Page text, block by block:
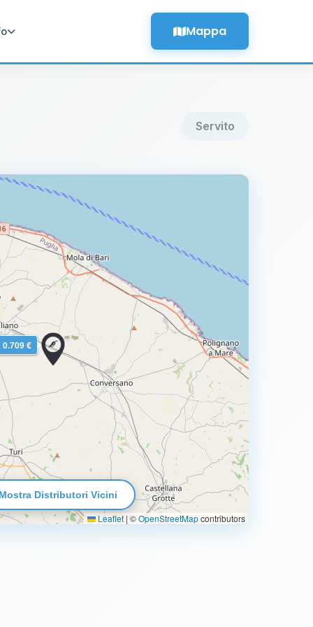
Mappa
Servito
0.709 €
Leaflet | ©OpenStreetMapcontributors
Distributori Vicini